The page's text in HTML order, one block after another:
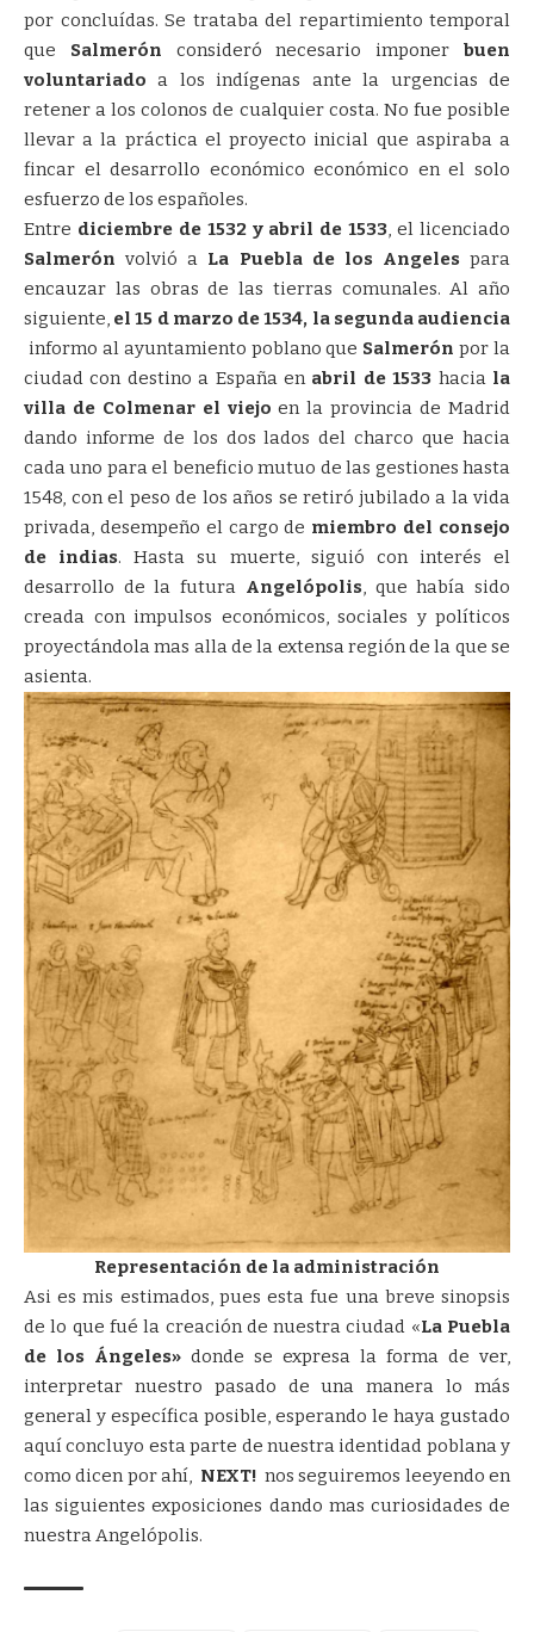
por concluídas. Se trataba del repartimiento temporal
que Salmerón consideró necesario imponerbuen
voluntariado a los indígenas ante la urgencias de
retener a los colonos de cualquier costa. No fue posible
llevar a la práctica el proyecto inicial que aspiraba a
fincar el desarrollo económico económico en el solo
esfuerzo de los españoles.
Entre diciembre de 1532 y abril de 1533, el licenciado
Salmerón volvió a La Puebla de los Angelespara
encauzar las obras de las tierras comunales. Al año
siguiente, el 15 d marzo de 1534, la segunda audiencia
informo al ayuntamiento poblano que Salmerón por la
ciudad con destino a España en abril de 1533 hacia la
villa de Colmenar el viejo en la provincia de Madrid
dando informe de los dos lados del charco que hacia
cada uno para el beneficio mutuo de las gestiones hasta
1548, con el peso de los años se retiró jubilado a la vida
privada, desempeño el cargo de miembro del consejo
de indias. Hasta su muerte, siguió con interés el
desarrollo de la futura Angelópolis, que había sido
creada con impulsos económicos, sociales y políticos
proyectándola mas alla de la extensa región de la que se
asienta.
Representación de la administración
Asi es mis estimados, pues esta fue una breve sinopsis
de lo que fué la creación de nuestra ciudad «La Puebla
de los Ángeles» donde se expresa la forma de ver,
interpretar nuestro pasado de una manera lo más
general y específica posible, esperando le haya gustado
aquí concluyo esta parte de nuestra identidad poblana y
como dicen por ahí, NEXT! nos seguiremos leeyendo en
las siguientes exposiciones dando mas curiosidades de
nuestra Angelópolis.